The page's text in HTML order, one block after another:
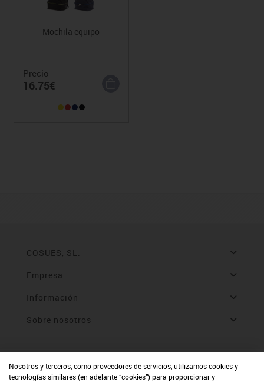
Mochila equipo
Precio
16.75€
COSUES, SL.
Empresa
Información
Sobre nosotros
Nosotros y terceros, como proveedores de servicios, utilizamos cookies y
tecnologías similares (en adelante “cookies”) para proporcionar y